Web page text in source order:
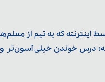
که یه تیم از
درس خوندن خیلی آسون‌تر و